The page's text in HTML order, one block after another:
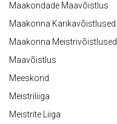
Maakondade Maavõistlus
Maakonna Karikavõistlused
Maakonna Meistrivõistlused
Maavõistlus
Meeskond
Meistriliiga
Meistrite Liiga